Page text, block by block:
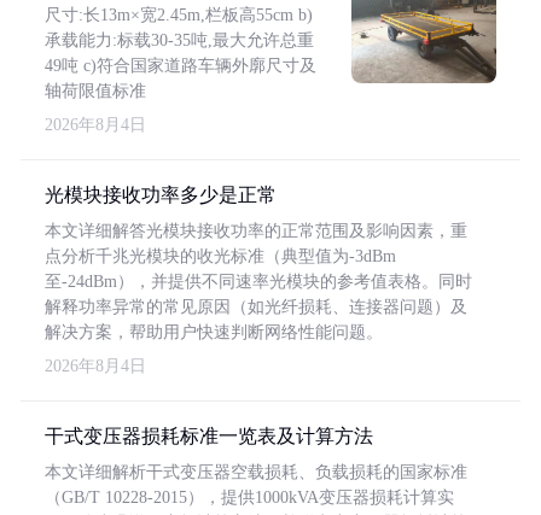
尺寸:长13m×宽2.45m,栏板高55cm b)
承载能力:标载30-35吨,最大允许总重
49吨 c)符合国家道路车辆外廓尺寸及
轴荷限值标准
2026年8月4日
光模块接收功率多少是正常
本文详细解答光模块接收功率的正常范围及影响因素，重
点分析千兆光模块的收光标准（典型值为-3dBm
至-24dBm），并提供不同速率光模块的参考值表格。同时
解释功率异常的常见原因（如光纤损耗、连接器问题）及
解决方案，帮助用户快速判断网络性能问题。
2026年8月4日
干式变压器损耗标准一览表及计算方法
本文详细解析干式变压器空载损耗、负载损耗的国家标准
（GB/T 10228-2015），提供1000kVA变压器损耗计算实